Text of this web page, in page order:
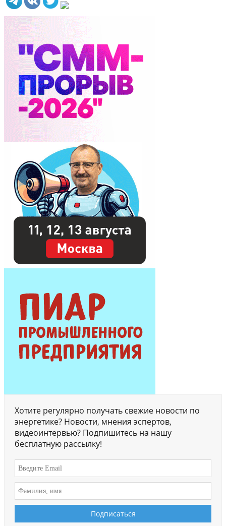
Хотите регулярно получать свежие новости по
энергетике? Новости, мнения эспертов,
видеоинтервью? Подпишитесь на нашу
бесплатную рассылку!